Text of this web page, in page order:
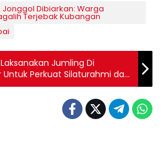
Jonggol Dibiarkan: Warga
Terjebak Kubangan
Jumling Di
Perkuat Silaturahmi dan
Masyarakat